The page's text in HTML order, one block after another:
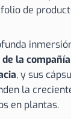
de
la
, y sus
la
en plantas.